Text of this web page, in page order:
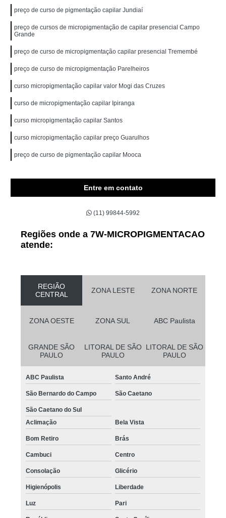
preço de curso de pigmentação capilar Jundiaí
preço de cursos de micropigmentação de capilar presencial Campo
Grande
preço de curso de micropigmentação capilar presencial Tremembé
preço de curso de micropigmentação Parelheiros
curso micropigmentação capilar valor Mogi das Cruzes
curso de micropigmentação capilar Ipiranga
curso micropigmentação capilar Santos
curso micropigmentação capilar preço Guarulhos
preço de curso de pigmentação capilar Mooca
Entre em contato
(11) 99844-5992
Regiões onde a 7W-MICROPIGMENTACAO
atende:
REGIÃO
CENTRAL
ZONA LESTE ZONA NORTE
ZONA OESTE ZONA SUL ABC Paulista
GRANDE SÃO
PAULO
LITORAL DE SÃO
PAULO
LITORAL DE SÃO
PAULO
ABC Paulista Santo André
São Bernardo do Campo São Caetano
São Caetano do Sul
Aclimação
Bela Vista
Bom Retiro Brás
Cambuci Centro
Consolação Glicério
Higienópolis Liberdade
Luz Pari